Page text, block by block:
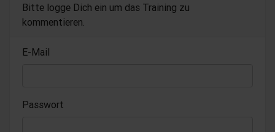
Bitte logge Dich ein um das Training zu
kommentieren.
E-Mail
Passwort